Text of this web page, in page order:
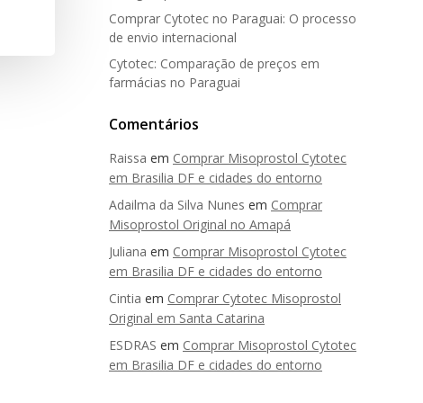
Comprar Cytotec no Paraguai: O processo
de envio internacional
Cytotec: Comparação de preços em
farmácias no Paraguai
Comentários
Raissa em Comprar Misoprostol Cytotec
em Brasilia DF e cidades do entorno
Adailma da Silva Nunes em Comprar
Misoprostol Original no Amapá
Juliana em Comprar Misoprostol Cytotec
em Brasilia DF e cidades do entorno
Cintia em Comprar Cytotec Misoprostol
Original em Santa Catarina
ESDRAS em Comprar Misoprostol Cytotec
em Brasilia DF e cidades do entorno